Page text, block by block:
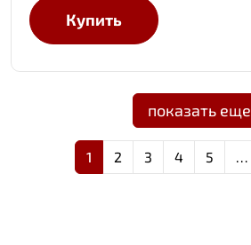
Купить
показать еще
1 2 3 4 5 …